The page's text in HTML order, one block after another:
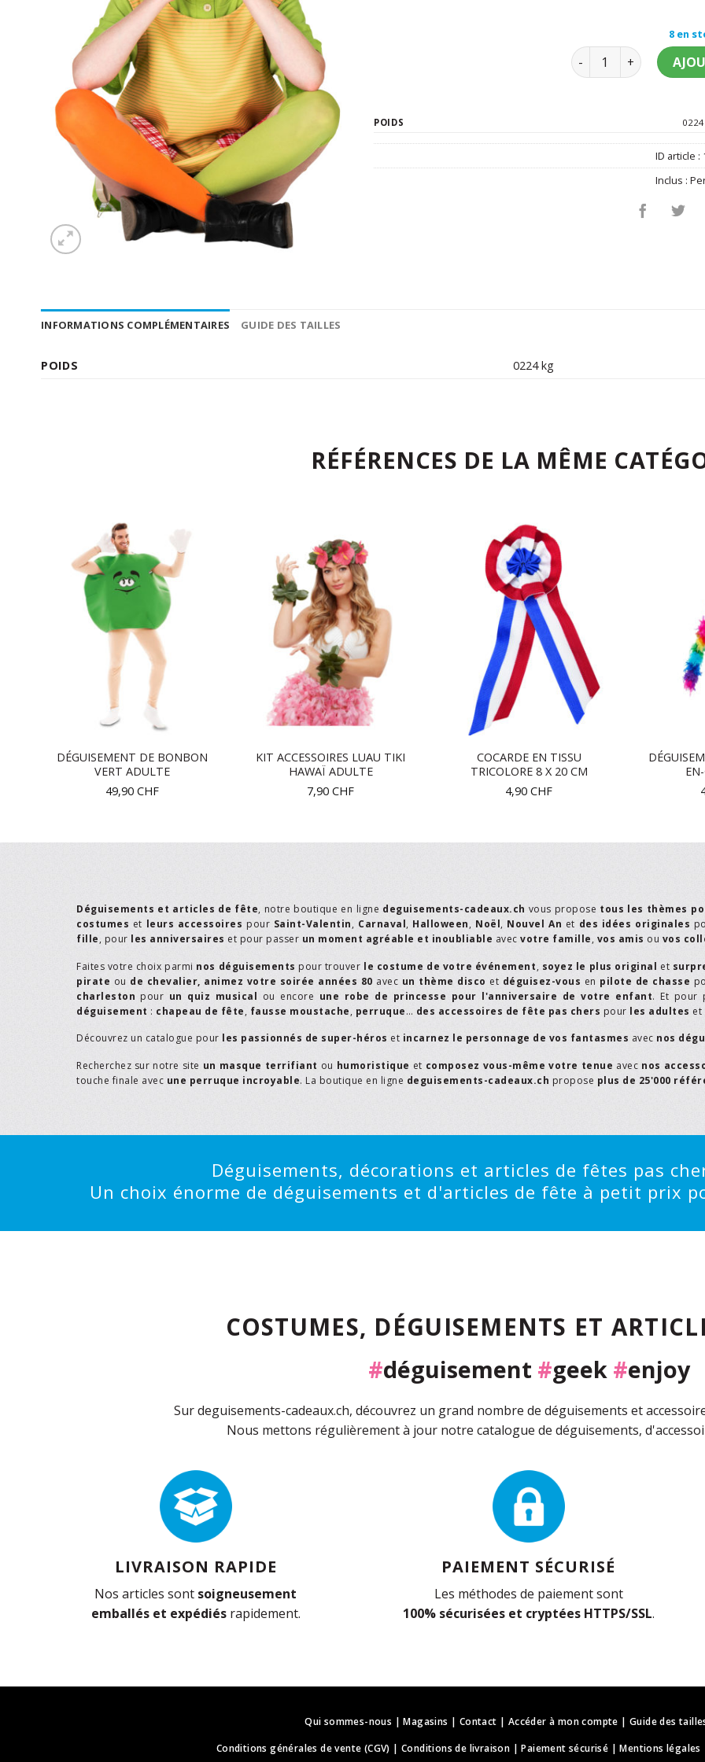
8 en
quantité de Perruque
POIDS
ID article :
Inclus :
INFORMATIONS COMPLÉMENTAIRES GUIDE DES TAILLES
POIDS 0224 kg
RÉFÉRENCES DE LA MÊME
DÉGUISEMENT DE BONBON
VERT ADULTE
49,90 CHF
KIT ACCESSOIRES LUAU TIKI
HAWAÏ ADULTE
7,90 CHF
COCARDE EN TISSU
TRICOLORE 8 X 20 CM
4,90 CHF
Déguisements et articles de fête, notre boutique en ligne deguisements-cadeaux.ch vous propose tous les thèmes
costumes et leurs accessoires pour Saint-Valentin, Carnaval, Halloween, Noël, Nouvel An et des idées originales
fille, pour les anniversaires et pour passer un moment agréable et inoubliable avec votre famille, vos amis ou vos
Faites votre choix parmi nos déguisements pour trouver le costume de votre événement, soyez le plus original et
pirate ou de chevalier, animez votre soirée années 80 avec un thème disco et déguisez-vous en pilote de chasse
charleston pour un quiz musical ou encore une robe de princesse pour l'anniversaire de votre enfant. Et pour
déguisement : chapeau de fête, fausse moustache, perruque… des accessoires de fête pas chers pour les adultes et
Découvrez un catalogue pour les passionnés de super-héros et incarnez le personnage de vos fantasmes avec nos
Recherchez sur notre site un masque terrifiant ou humoristique et composez vous-même votre tenue avec nos
touche finale avec une perruque incroyable. La boutique en ligne deguisements-cadeaux.ch propose plus de 25'000
Déguisements, décorations et articles de fêtes pas
Un choix énorme de déguisements et d'articles de fête à petit prix
COSTUMES, DÉGUISEMENTS ET
#déguisement #geek #enjoy
Sur deguisements-cadeaux.ch, découvrez un grand nombre de déguisements et
Nous mettons régulièrement à jour notre catalogue de déguisements,
LIVRAISON RAPIDE
Nos articles sont soigneusement
emballés et expédiésrapidement.
PAIEMENT SÉCURISÉ
Les méthodes de paiement sont
100% sécurisées et cryptées HTTPS/SSL.
Qui sommes-nous |Magasins | Contact | Accéder à mon compte |Guide des
Conditions générales de vente (CGV) Conditions de livraison |Paiement sécurisé |Mentions légales